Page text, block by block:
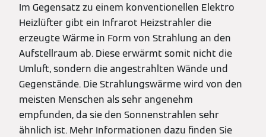
Im Gegensatz zu einem konventionellen Elektro
Heizlüfter gibt ein Infrarot Heizstrahler die
erzeugte Wärme in Form von Strahlung an den
Aufstellraum ab. Diese erwärmt somit nicht die
Umluft, sondern die angestrahlten Wände und
Gegenstände. Die Strahlungswärme wird von den
meisten Menschen als sehr angenehm
empfunden, da sie den Sonnenstrahlen sehr
ähnlich ist. Mehr Informationen dazu finden Sie